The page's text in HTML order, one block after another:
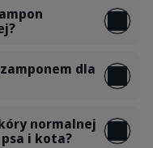
dla
normalnej
i kota?